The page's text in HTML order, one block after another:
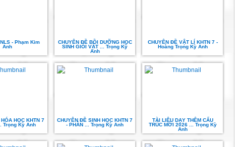
- Phạm Kim
Anh
CHUYÊN ĐỀ BỒI DƯỠNG HỌC
SINH GIỎI VẬT ... Trọng Kỳ
Anh
CHUYÊN ĐỀ VẬT LÍ KHTN 7 -
Hoàng Trọng Kỳ Anh
HỌC KHTN 7
Trọng Kỳ Anh
CHUYÊN ĐỀ SINH HỌC KHTN 7
- PHẦN ... Trọng Kỳ Anh
TÀI LIỆU DẠY THÊM CẤU
TRÚC MỚI 2026 ... Trọng Kỳ
Anh